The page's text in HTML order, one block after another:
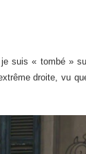
je suis « tombé »
droite, vu